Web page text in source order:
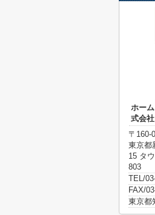
ホー
式会
〒160-
東京都
15 タ
803
TEL/
FAX/
東京都